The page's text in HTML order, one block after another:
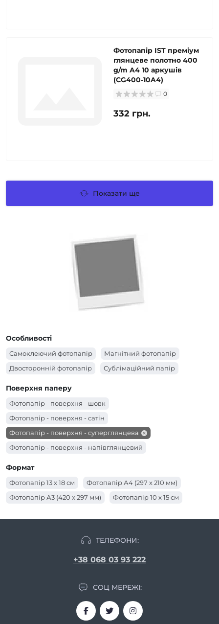
Фотопапір IST преміум
глянцеве полотно 400
g/m A4 10 аркушів
(CG400-10A4)
0
332 грн.
Показати ще
Особливості
Cамоклеючий фотопапір
Магнітний фотопапір
Двосторонній фотопапір
Сублімаційний папір
Поверхня паперу
Фотопапір - поверхня - шовк
Фотопапір - поверхня - сатін
Фотопапір - поверхня - суперглянцева
Фотопапір - поверхня - напівглянцевий
Формат
Фотопапір 13 x 18 см
Фотопапір А4 (297 x 210 мм)
Фотопапір А3 (420 x 297 мм)
Фотопапір 10 x 15 см
ТЕЛЕФОНИ:
+38 068 03 93 222
СОЦ МЕРЕЖІ: